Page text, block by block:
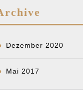
Dezember 2020
Mai 2017